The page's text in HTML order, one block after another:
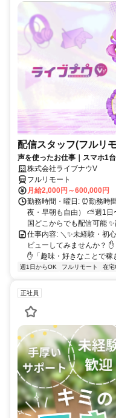
配信スタッフ(フルリ
声を使ったお仕事｜スマホ1
～OK♪
株式会社ライブナウV
フルリモート
月給2,000円～600,000円
勤務時間・曜日: ⏰勤務時
夜・早朝も自由） ⛅週1
国どこからでも配信可能
仕事内容: ＼✨未経験・初
ビューしてみませんか？
✋「趣味・好きなことで
週1日からOK フルリモート 在宅
正社員